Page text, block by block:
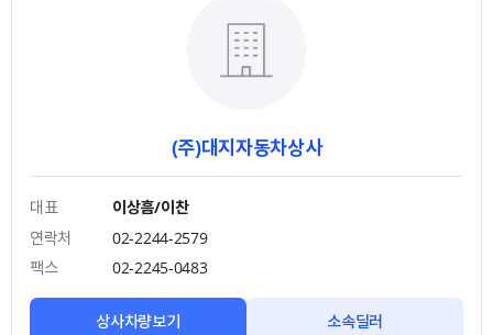
(주)대지자동차상사
대표
이상흠/이찬
연락처
02-2244-2579
팩스
02-2245-0483
상사차량보기 소속딜러